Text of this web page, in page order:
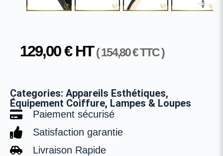
129,00€HT (154,80€TTC )
Categories: Appareils Esthétiques,
Équipement Coiffure, Lampes & Loupes
Paiement sécurisé
Satisfaction garantie
Livraison Rapide